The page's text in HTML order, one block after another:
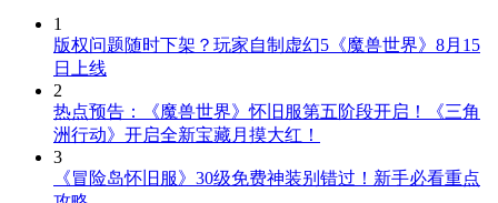
1
版权问题随时下架？玩家自制虚幻5《魔兽世界》8月15
日上线
2
热点预告：《魔兽世界》怀旧服第五阶段开启！《三角
洲行动》开启全新宝藏月摸大红！
3
《冒险岛怀旧服》30级免费神装别错过！新手必看重点